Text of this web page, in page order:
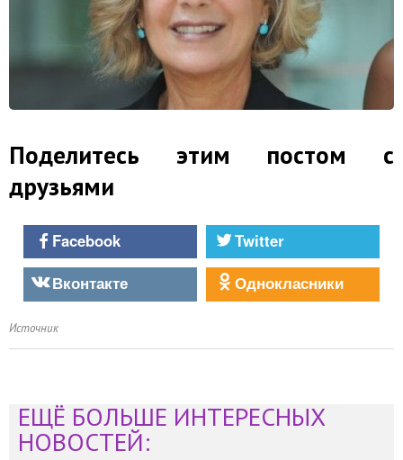
Поделитесь этим постом с
друзьями
Facebook
Twitter
Вконтакте
Однокласники
Источник
ЕЩЁ БОЛЬШЕ ИНТЕРЕСНЫХ
НОВОСТЕЙ: